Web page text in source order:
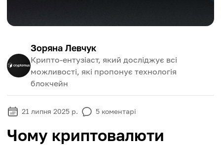
Зоряна Левчук
Крипто-ентузіаст, який досліджує всі
можливості, які пропонує технологія
блокчейн
21 липня 2025 р. 5 коментарі
Чому криптовалюти